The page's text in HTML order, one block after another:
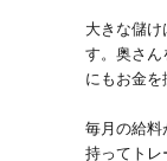
大きな儲
す。奥さ
にもお金を
毎月の給料
持ってト